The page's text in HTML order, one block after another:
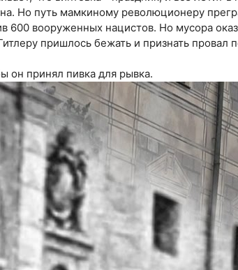
Но путь мамкиному революционеру
600 вооруженных нацистов. Но мусора
пришлось бежать и признать провал
он принял пивка для рывка.